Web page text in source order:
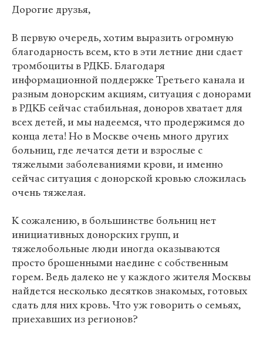
Дорогие друзья,
В первую очередь, хотим выразить огромную
благодарность всем, кто в эти летние дни сдает
тромбоциты в РДКБ. Благодаря
информационной поддержке Третьего канала и
разным донорским акциям, ситуация с донорами
в РДКБ сейчас стабильная, доноров хватает для
всех детей, и мы надеемся, что продержимся до
конца лета! Но в Москве очень много других
больниц, где лечатся дети и взрослые с
тяжелыми заболеваниями крови, и именно
сейчас ситуация с донорской кровью сложилась
очень тяжелая.
К сожалению, в большинстве больниц нет
инициативных донорских групп, и
тяжелобольные люди иногда оказываются
просто брошенными наедине с собственным
горем. Ведь далеко не у каждого жителя Москвы
найдется несколько десятков знакомых, готовых
сдать для них кровь. Что уж говорить о семьях,
приехавших из регионов?